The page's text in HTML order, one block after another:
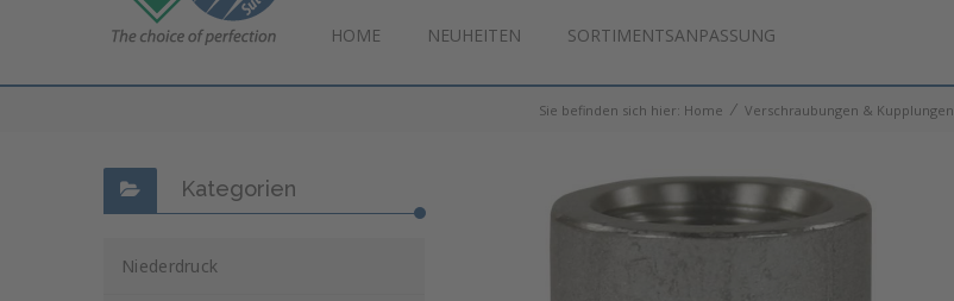
HOME NEUHEITEN SORTIMENTSANPASSUNG
Sie befinden sich hier: Home ⁄ Verschraubungen & Kupplungen
Kategorien
Niederdruck